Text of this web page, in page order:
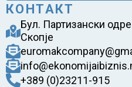
КОНТАКТ
Бул. Партизански
Скопје
+389 (0)23211-915